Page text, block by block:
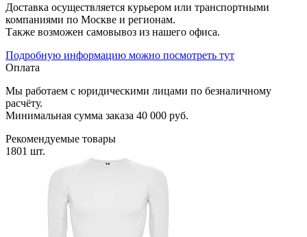
Доставка осуществляется курьером или транспортными
компаниями по Москве и регионам.
Также возможен самовывоз из нашего офиса.
Подробную информацию можно посмотреть тут
Оплата
Мы работаем с юридическими лицами по безналичному
расчёту.
Минимальная сумма заказа 40 000 руб.
Рекомендуемые товары
1801 шт.